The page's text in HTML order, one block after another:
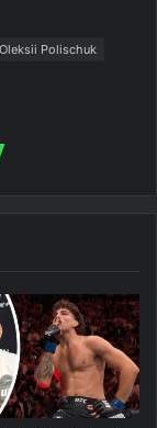
Oleksii Polischuk